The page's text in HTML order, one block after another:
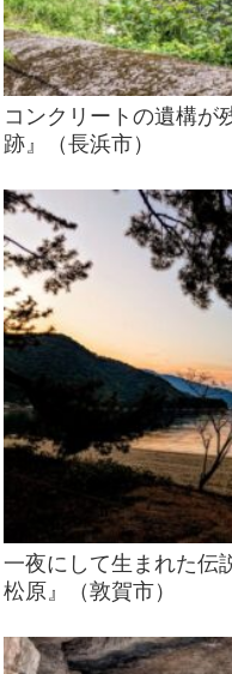
コンクリートの遺構が
跡』（長浜市）
一夜にして生まれた伝
松原』（敦賀市）